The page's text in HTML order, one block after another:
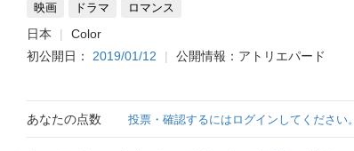
映画 ドラマ ロマンス
日本
Color
初公開日： 2019/01/12 公開情報：アトリエパード
あなたの点数 投票・確認するにはログインしてください。